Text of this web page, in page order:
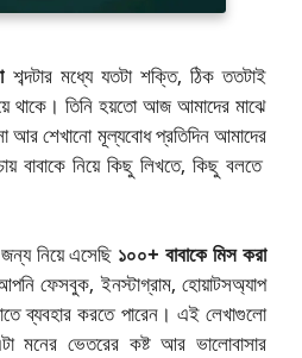
শব্দটার মধ্যে যতটা শক্তি, ঠিক ততটাই
থাকে। তিনি হয়তো আজ আমাদের মাঝে
আর শেখানো মূল্যবোধ প্রতিদিন আমাদের
বাবাকে নিয়ে কিছু লিখতে, কিছু বলতে
নিয়ে এসেছি ১০০+ বাবাকে মিস করা
ফেসবুক, ইনস্টাগ্রাম, হোয়াটসঅ্যাপ
ব্যবহার করতে পারেন। এই লেখাগুলো
মনের ভেতরের কষ্ট আর ভালোবাসার